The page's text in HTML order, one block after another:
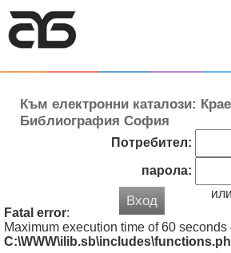
Към електронни каталози:
Библиография София
Потребител:
парола:
Вход
Fatal error:
Maximum execution time of 60